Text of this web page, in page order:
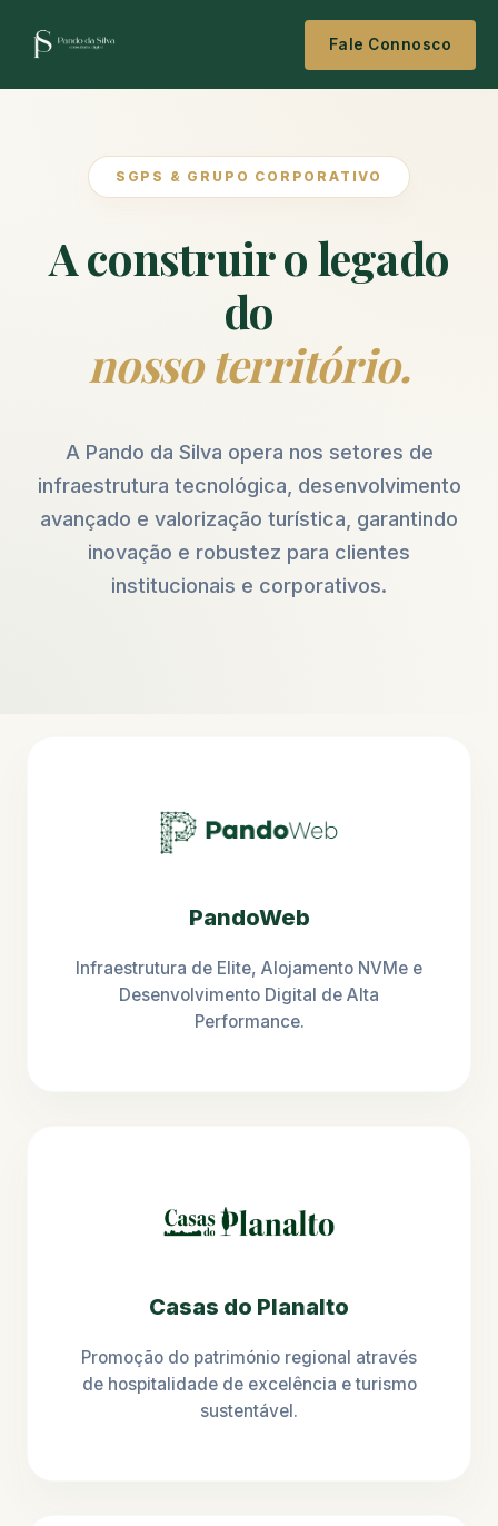
Fale Connosco
SGPS & GRUPO CORPORATIVO
A construir o legado
do
nosso território.
A Pando da Silva opera nos setores de
infraestrutura tecnológica, desenvolvimento
avançado e valorização turística, garantindo
inovação e robustez para clientes
institucionais e corporativos.
PandoWeb
Infraestrutura de Elite, Alojamento NVMe e
Desenvolvimento Digital de Alta
Performance.
Casas do Planalto
Promoção do património regional através
de hospitalidade de excelência e turismo
sustentável.